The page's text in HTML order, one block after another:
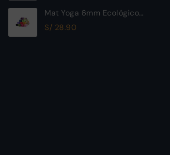
Mat Yoga 6mm Ecológico
Excelente Calidad
S/ 28.90